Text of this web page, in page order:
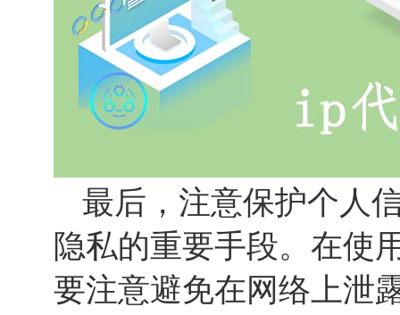
最后，注意保护个人
隐私的重要手段。在使
要注意避免在网络上泄